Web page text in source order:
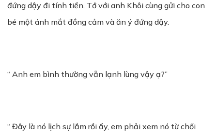
đứng dậy đi tính tiền. Tớ với anh Khôi cùng gửi cho con
bé một ánh mắt đồng cảm và ăn ý đứng dậy.
“ Anh em bình thường vẫn lạnh lùng vậy ạ?”
“ Đây là nó lịch sự lắm rồi ấy, em phải xem nó từ chối